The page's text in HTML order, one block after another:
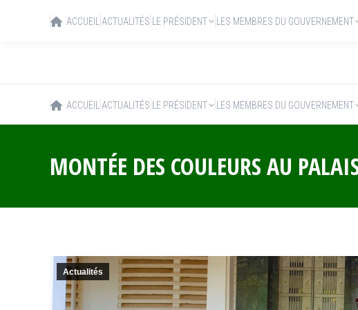
ACCUEIL ACTUALITÉS LE PRÉSIDENT LES MEMBRES DU GOUVERNEMENT
MONTÉE DES COULEURS AU
Actualités
ACCUEIL ACTUALITÉS LE PRÉSIDENT LES MEMBRES DU GOUVERNEMENT